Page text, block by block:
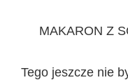
MAKARON Z
Tego jeszcze nie